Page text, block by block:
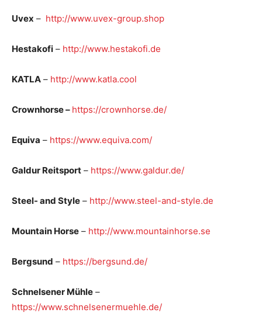
Uvex – http://www.uvex-group.shop
Hestakofi – http://www.hestakofi.de
KATLA – http://www.katla.cool
Crownhorse – https://crownhorse.de/
Equiva – https://www.equiva.com/
Galdur Reitsport – https://www.galdur.de/
Steel- and Style – http://www.steel-and-style.de
Mountain Horse – http://www.mountainhorse.se
Bergsund – https://bergsund.de/
Schnelsener Mühle –
https://www.schnelsenermuehle.de/